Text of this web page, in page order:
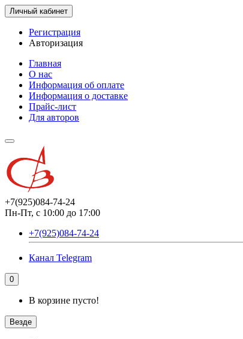
Личный кабинет
Регистрация
Авторизация
Главная
О нас
Информация об оплате
Информация о доставке
Прайс-лист
Для авторов
+7(925)084-74-24
Пн-Пт, с 10:00 до 17:00
+7(925)084-74-24
Канал Telegram
0
В корзине пусто!
Везде